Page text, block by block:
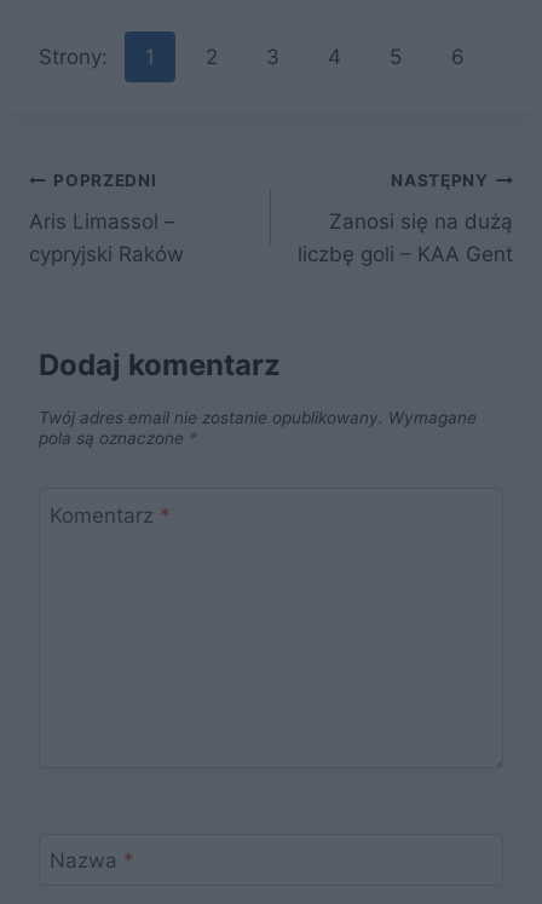
c
e
o
k
itt
er
er
k
ar
Strony: 1 2 3 4 5 6
Nawigacja
wpisu
POPRZEDNI
Aris Limassol –
cypryjski Raków
NASTĘPNY
Zanosi się na dużą
liczbę goli – KAA Gent
Dodaj komentarz
Twój adres email nie zostanie opublikowany. Wymagane
pola są oznaczone *
Komentarz *
Nazwa *